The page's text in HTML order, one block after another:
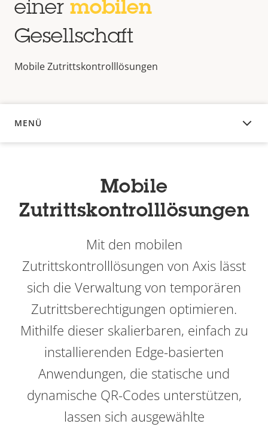
einer mobilen
Gesellschaft
Mobile Zutrittskontrolllösungen
MENÜ
ÜBERSICHT
Mobile
Zutrittskontrolllösungen
Mit den mobilen
Zutrittskontrolllösungen von Axis lässt
sich die Verwaltung von temporären
Zutrittsberechtigungen optimieren.
Mithilfe dieser skalierbaren, einfach zu
installierenden Edge-basierten
Anwendungen, die statische und
dynamische QR-Codes unterstützen,
lassen sich ausgewählte